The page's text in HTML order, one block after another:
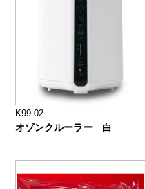
K99-02
オゾンクルーラー 白